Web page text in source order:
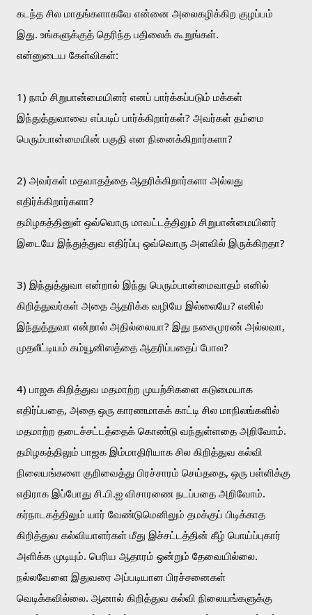
கடந்த சில மாதங்களாகவே என்னை அலைகழிக்கிற குழப்பம்
இது. உங்களுக்குத் தெரிந்த பதிலைக் கூறுங்கள்.
என்னுடைய கேள்விகள்:
1) நாம் சிறுபான்மையினர் எனப் பார்க்கப்படும் மக்கள்
இந்துத்துவாவை எப்படிப் பார்க்கிறார்கள்? அவர்கள் தம்மை
பெரும்பான்மையின் பகுதி என நினைக்கிறார்களா?
2) அவர்கள் மதவாதத்தை ஆதரிக்கிறார்களா அல்லது
எதிர்க்கிறார்களா?
தமிழகத்தினுள் ஒவ்வொரு மாவட்டத்திலும் சிறுபான்மையினர்
இடையே இந்துத்துவ எதிர்ப்பு ஒவ்வொரு அளவில் இருக்கிறதா?
3) இந்துத்துவா என்றால் இந்து பெரும்பான்மைவாதம் எனில்
கிறித்துவர்கள் அதை ஆதரிக்க வழியே இல்லையே? எனில்
இந்துத்துவா என்றால் அதில்லையா? இது நகைமுரண் அல்லவா,
முதலீட்டியம் கம்யூனிஸத்தை ஆதரிப்பதைப் போல?
4) பாஜக கிறித்துவ மதமாற்ற முயற்சிகளை கடுமையாக
எதிர்ப்பதை, அதை ஒரு காரணமாகக் காட்டி சில மாநிலங்களில்
மதமாற்ற தடைச்சட்டத்தைக் கொண்டு வந்துள்ளதை அறிவோம்.
தமிழகத்திலும் பாஜக இம்மாதிரியாக சில கிறித்துவ கல்வி
நிலையங்களை குறிவைத்து பிரச்சாரம் செய்ததை, ஒரு பள்ளிக்கு
எதிராக இப்போது சி.பி.ஐ விசாரணை நடப்பதை அறிவோம்.
கர்நாடகத்திலும் யார் வேண்டுமெனிலும் தமக்குப் பிடிக்காத
கிறித்துவ கல்வியாளர்கள் மீது இச்சட்டத்தின் கீழ் பொய்ப்புகார்
அளிக்க முடியும். பெரிய ஆதாரம் ஒன்றும் தேவையில்லை.
நல்லவேளை இதுவரை அப்படியான பிரச்சனைகள்
வெடிக்கவில்லை. ஆனால் கிறித்துவ கல்வி நிலையங்களுக்கு